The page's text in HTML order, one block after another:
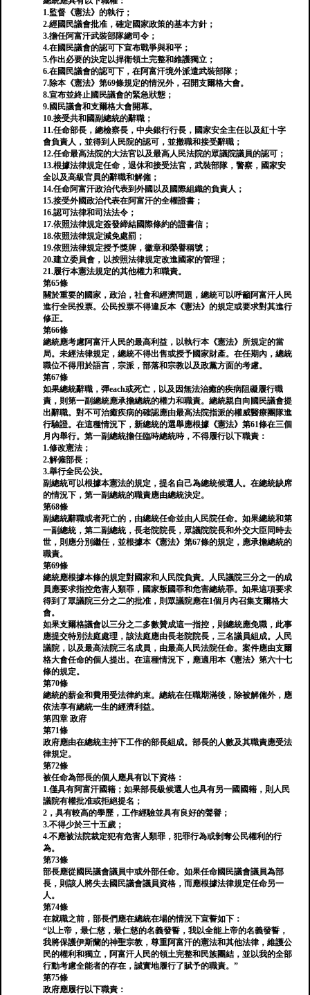
1.監督《憲法》的執行；
2.經國民議會批准，確定國家政策的基本方針；
3.擔任阿富汗武裝部隊總司令；
4.在國民議會的認可下宣布戰爭與和平；
5.作出必要的決定以捍衛領土完整和維護獨立；
6.在國民議會的認可下，在阿富汗境外派遣武裝部隊；
7.除本《憲法》第69條規定的情況外，召開支爾格大會。
8.宣布並終止國民議會的緊急狀態；
9.國民議會和支爾格大會開幕。
10.接受共和國副總統的辭職；
11.任命部長，總檢察長，中央銀行行長，國家安全主任以及紅十字
會負責人，並得到人民院的認可，並撤職和接受辭職；
12.任命最高法院的大法官以及最高人民法院的眾議院議員的認可；
13.根據法律規定任命，退休和接受法官，武裝部隊，警察，國家安
全以及高級官員的辭職和解僱；
14.任命阿富汗政治代表到外國以及國際組織的負責人；
15.接受外國政治代表在阿富汗的全權證書；
16.認可法律和司法法令；
17.依照法律規定簽發締結國際條約的證書信；
18.依照法律規定減免處罰；
19.依照法律規定授予獎牌，徽章和榮譽稱號；
20.建立委員會，以按照法律規定改進國家的管理；
21.履行本憲法規定的其他權力和職責。
第65條
關於重要的國家，政治，社會和經濟問題，總統可以呼籲阿富汗人民
進行全民投票。公民投票不得違反本《憲法》的規定或要求對其進行
修正。
第66條
總統應考慮阿富汗人民的最高利益，以執行本《憲法》所規定的當
局。未經法律規定，總統不得出售或授予國家財產。在任期內，總統
職位不得用於語言，宗派，部落和宗教以及政黨方面的考慮。
第67條
如果總統辭職，彈each或死亡，以及因無法治癒的疾病阻礙履行職
責，則第一副總統應承擔總統的權力和職責。總統親自向國民議會提
出辭職。對不可治癒疾病的確認應由最高法院指派的權威醫療團隊進
行驗證。在這種情況下，新總統的選舉應根據《憲法》第61條在三個
月內舉行。第一副總統擔任臨時總統時，不得履行以下職責：
1.修改憲法；
2.解僱部長；
3.舉行全民公決。
副總統可以根據本憲法的規定，提名自己為總統候選人。在總統缺席
的情況下，第一副總統的職責應由總統決定。
第68條
副總統辭職或者死亡的，由總統任命並由人民院任命。如果總統和第
一副總統，第二副總統，長老院院長，眾議院院長和外交大臣同時去
世，則應分別繼任，並根據本《憲法》第67條的規定，應承擔總統的
職責。
第69條
總統應根據本條的規定對國家和人民院負責。人民議院三分之一的成
員應要求指控危害人類罪，國家叛國罪和危害總統罪。如果這項要求
得到了眾議院三分之二的批准，則眾議院應在1個月內召集支爾格大
會。
如果支爾格議會以三分之二多數贊成這一指控，則總統應免職，此事
應提交特別法庭處理，該法庭應由長老院院長，三名議員組成。人民
議院，以及最高法院三名成員，由最高人民法院任命。案件應由支爾
格大會任命的個人提出。在這種情況下，應適用本《憲法》第六十七
條的規定。
第70條
總統的薪金和費用受法律約束。總統在任職期滿後，除被解僱外，應
依法享有總統一生的經濟利益。
第四章 政府
第71條
政府應由在總統主持下工作的部長組成。部長的人數及其職責應受法
律規定。
第72條
被任命為部長的個人應具有以下資格：
1.僅具有阿富汗國籍；如果部長級候選人也具有另一國國籍，則人民
議院有權批准或拒絕提名；
2，具有較高的學歷，工作經驗並具有良好的聲譽；
3.不得少於三十五歲；
4.不應被法院裁定犯有危害人類罪，犯罪行為或剝奪公民權利的行
為。
第73條
部長應從國民議會議員中或外部任命。如果任命國民議會議員為部
長，則該人將失去國民議會議員資格，而應根據法律規定任命另一
人。
第74條
在就職之前，部長們應在總統在場的情況下宣誓如下：
“以上帝，最仁慈，最仁慈的名義發誓，我以全能上帝的名義發誓，
我將保護伊斯蘭的神聖宗教，尊重阿富汗的憲法和其他法律，維護公
民的權利和獨立，阿富汗人民的領土完整和民族團結，並以我的全部
行動考慮全能者的存在，誠實地履行了賦予的職責。”
第75條
政府應履行以下職責：